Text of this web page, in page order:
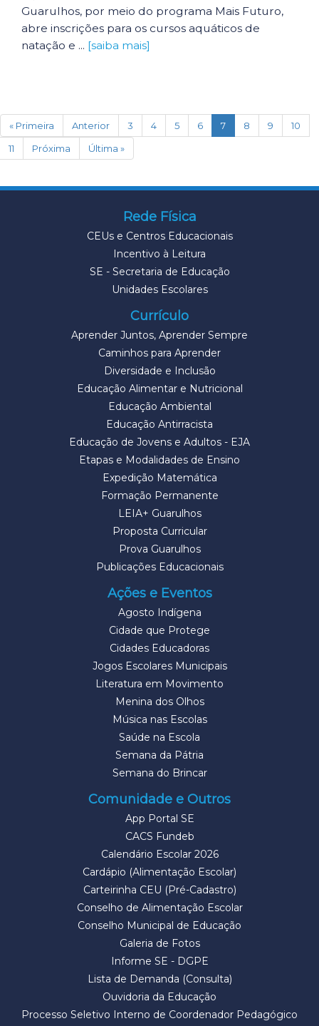
Guarulhos, por meio do programa Mais Futuro,
abre inscrições para os cursos aquáticos de
natação e ... [saiba mais]
« Primeira Anterior 3 4 5 6 7(current)
8 9
10
11
Próxima Última »
Rede Física
CEUs e Centros Educacionais
Incentivo à Leitura
SE - Secretaria de Educação
Unidades Escolares
Currículo
Aprender Juntos, Aprender Sempre
Caminhos para Aprender
Diversidade e Inclusão
Educação Alimentar e Nutricional
Educação Ambiental
Educação Antirracista
Educação de Jovens e Adultos - EJA
Etapas e Modalidades de Ensino
Expedição Matemática
Formação Permanente
LEIA+ Guarulhos
Proposta Curricular
Prova Guarulhos
Publicações Educacionais
Ações e Eventos
Agosto Indígena
Cidade que Protege
Cidades Educadoras
Jogos Escolares Municipais
Literatura em Movimento
Menina dos Olhos
Música nas Escolas
Saúde na Escola
Semana da Pátria
Semana do Brincar
Comunidade e Outros
App Portal SE
CACS Fundeb
Calendário Escolar 2026
Cardápio (Alimentação Escolar)
Carteirinha CEU (Pré-Cadastro)
Conselho de Alimentação Escolar
Conselho Municipal de Educação
Galeria de Fotos
Informe SE - DGPE
Lista de Demanda (Consulta)
Ouvidoria da Educação
Processo Seletivo Interno de Coordenador Pedagógico